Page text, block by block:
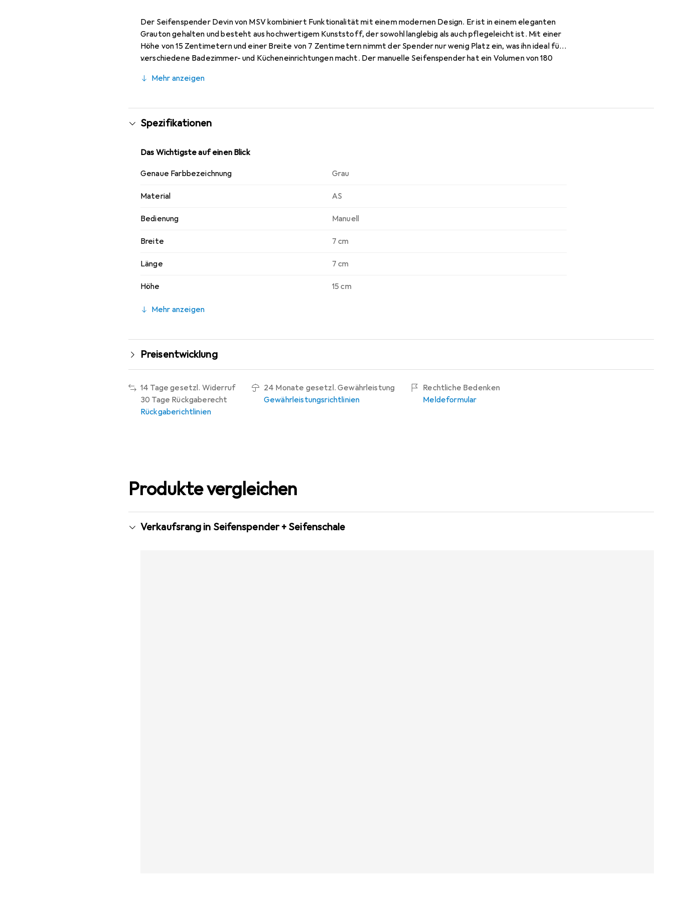
Der Seifenspender Devin von MSV kombiniert Funktionalität mit einem modernen Design. Er ist in einem eleganten
Grauton gehalten und besteht aus hochwertigem Kunststoff, der sowohl langlebig als auch pflegeleicht ist. Mit einer
Höhe von 15 Zentimetern und einer Breite von 7 Zentimetern nimmt der Spender nur wenig Platz ein, was ihn ideal für
verschiedene Badezimmer- und Kücheneinrichtungen macht. Der manuelle Seifenspender hat ein Volumen von 180
und erleichtert die Bedienung. Der Devin Seifenspender wird zusammen mit einer passenden Seifenschale geliefert,
jedem Raum eine moderne Note verleiht. Der Seifenspender ist eine ausgezeichnete Wahl für alle, die Wert auf
Qualität und Design legen.
Mehr anzeigen
Spezifikationen
Das Wichtigste auf einen Blick
Genaue Farbbezeichnung Grau
Material AS
Bedienung Manuell
Breite 7 cm
Länge 7 cm
Höhe 15 cm
Mehr anzeigen
Preisentwicklung
14 Tage gesetzl. Widerruf
30 Tage Rückgaberecht
Rückgaberichtlinien
24 Monate gesetzl. Gewährleistung
Gewährleistungsrichtlinien
Rechtliche Bedenken
Meldeformular
Produkte vergleichen
Verkaufsrang in Seifenspender + Seifenschale